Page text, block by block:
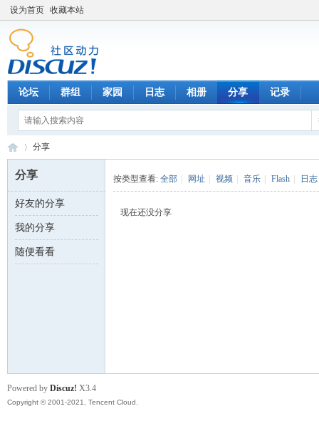
设为首页 收藏本站
论坛 群组 家园 日志 相册 分享 记录
数 ›
分享
分享
好友的分享
我的分享
随便看看
按类型查看: 全部 网址 视频 音乐 Flash 日志
现在还没分享
Powered by Discuz! X3.4
Copyright © 2001-2021, Tencent Cloud.